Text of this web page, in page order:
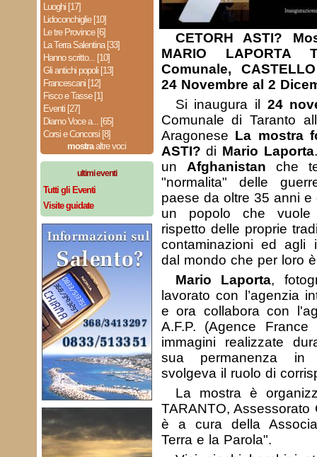
Luoghi [17]
Lidoconchiglie [10]
Le tre Province [6]
La Terra Salentina [33]
Hanno scritto... [10]
Gli antichi popoli [13]
Francescani [12]
Fisco e Tasse [1]
Eventi [27]
Diamo Voce a... [65]
Corsi e Concorsi [8]
mostraaltre voci
ultimi eventi
Tutti gli Eventi
Visite guidate
CETORH ASTI?
MARIO LAPORTA
Comunale,
24 Novembre al 2
Si inaugura il 24
Comunale di Taranto
Aragonese La mostra
ASTI? di Mario Laporta
un Afghanistan che
"normalita" delle
paese da oltre 35 anni
un popolo che
rispetto delle proprie
contaminazioni ed agli
dal mondo che per loro
Mario Laporta,
lavorato con l’agenzia
e ora collabora con
A.F.P. (Agence
immagini realizzate
sua permanenza in
svolgeva il ruolo di
La mostra è
TARANTO,
è a cura della
Terra e la Parola".